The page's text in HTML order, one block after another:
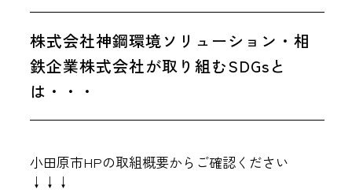
株式会社神鋼環境ソリューション・相
鉄企業株式会社が取り組むSDGsと
は・・・
小田原市HPの取組概要からご確認ください
↓↓↓